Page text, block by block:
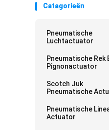
Catagorieën
Pneumatische
Luchtactuator
Pneumatische Rek
Pignonactuator
Scotch Juk
Pneumatische
Pneumatische
Actuator